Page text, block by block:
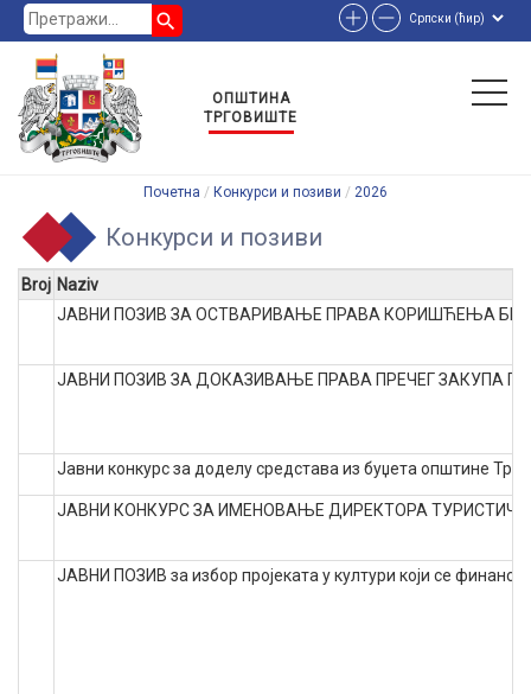
search
ОПШТИНА
ТРГОВИШТЕ
Почетна Конкурси и позиви 2026
Конкурси и позиви
Broj Naziv
ЈАВНИ ПОЗИВ ЗА ОСТВАРИВАЊЕ ПРАВА КОРИШЋЕЊА
ЈАВНИ ПОЗИВ ЗА ДОКАЗИВАЊЕ ПРАВА ПРЕЧЕГ ЗАКУПА
Јавни конкурс за доделу средстава из буџета општине
ЈАВНИ КОНКУРС ЗА ИМЕНОВАЊЕ ДИРЕКТОРА
ЈАВНИ ПОЗИВ за избор пројеката у култури који се